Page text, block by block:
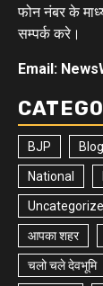
फोन नंबर के
सम्पर्क करे।
Email:
BJP Blog
National
आपका शहर
चलो चले देवभूमि